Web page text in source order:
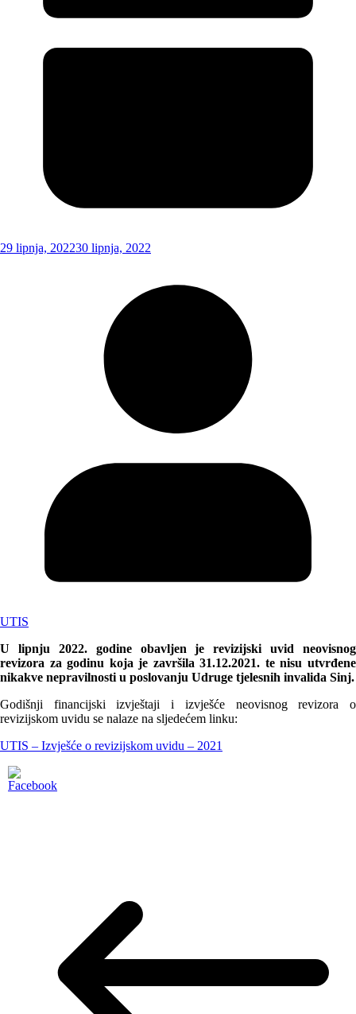
29 lipnja, 202230 lipnja, 2022
UTIS
U lipnju 2022. godine obavljen je revizijski uvid neovisnog
revizora za godinu koja je završila 31.12.2021. te nisu utvrđene
nikakve nepravilnosti u poslovanju Udruge tjelesnih invalida Sinj.
Godišnji financijski izvještaji i izvješće neovisnog revizora o
revizijskom uvidu se nalaze na sljedećem linku:
UTIS – Izvješće o revizijskom uvidu – 2021